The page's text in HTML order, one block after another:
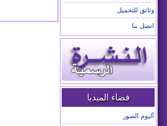
وثائق للتحميل
اتصل بنا
فضاء الميديا
ألبوم الصور